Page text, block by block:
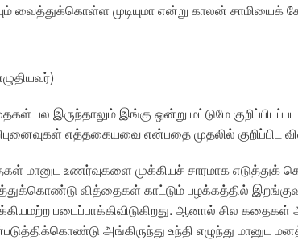
வைத்துக்கொள்ள முடியுமா என்று காலன் சாமியைக்
பல இருந்தாலும் இங்கு ஒன்று மட்டுமே
எத்தகையவை என்பதை முதலில் குறிப்பிட
மானுட உணர்வுகளை முக்கியச் சாரமாக எடுத்துக்
வித்தைகள் காட்டும் பழக்கத்தில்
படைப்பாக்கிவிடுகிறது. ஆனால் சில
அங்கிருந்து உந்தி எழுந்து மானுட